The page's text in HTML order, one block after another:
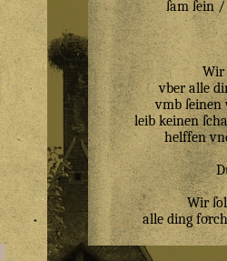
ſam ſein
Wir
vber alle
vmb ſeinen
leib keinen
helffen
Wir
alle ding